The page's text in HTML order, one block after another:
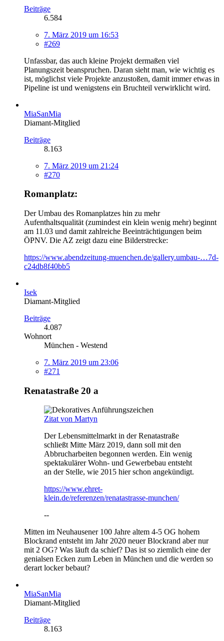
Beiträge
6.584
7. März 2019 um 16:53
#269
Unfassbar, das auch kleine Projekt dermaßen viel
Planungszeit beanspruchen. Daran sieht man, wie wichtig es
ist, möglichst viele Projekte anzustoßen, damit immer etwas in
Pipeline ist und wenigstens ein Bruchteil verwirklicht wird.
MiaSanMia
Diamant-Mitglied
Beiträge
8.163
7. März 2019 um 21:24
#270
Romanplatz:
Der Umbau des Romanplatzes hin zu mehr
Aufenthaltsqualität (zumindest ein klein wenig mehr) beginnt
am 11.03 und damit zahlreiche Beeinträchtigungen beim
ÖPNV. Die AZ zeigt dazu eine Bilderstrecke:
https://www.abendzeitung-muenchen.de/gallery.umbau-…7d-
c24db8f40bb5
Isek
Diamant-Mitglied
Beiträge
4.087
Wohnort
München - Westend
7. März 2019 um 23:06
#271
Renatastraße 20 a
Zitat von Martyn
Der Lebensmittelmarkt in der Renatastraße
schließt Mitte März 2019, dann soll mit den
Abbrucharbeiten begonnen werden. Ein wenig
spektakulärer Wohn- und Gewerbebau entsteht
an der Stelle, wie 2015 hier schon angekündigt.
https://www.ehret-
klein.de/referenzen/renatastrasse-munchen/
--
Mitten im Neuhausener 100 Jahre altem 4-5 OG hohem
Blockrand entsteht im Jahr 2020 neuer Blockrand aber nur
mit 2 OG? Was läuft da schief? Das ist so ziemlich eine der
genialsen Ecken zum Leben in München und die werden so
derart locker bebaut?
MiaSanMia
Diamant-Mitglied
Beiträge
8.163